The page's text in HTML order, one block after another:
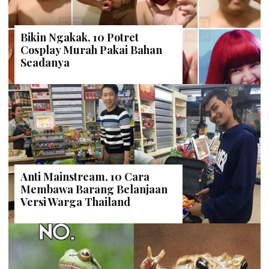
Bikin Ngakak, 10 Potret
Cosplay Murah Pakai Bahan
Seadanya
Anti Mainstream, 10 Cara
Membawa Barang Belanjaan
Versi Warga Thailand